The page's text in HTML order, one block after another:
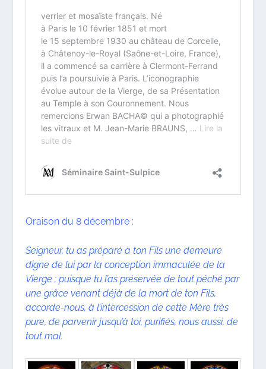
Oraison du 8 décembre :
Seigneur, tu as préparé à ton Fils une demeure
digne de lui par la conception immaculée de la
Vierge ; puisque tu l’as préservée de tout péché par
une grâce venant déjà de la mort de ton Fils,
accorde-nous, à l’intercession de cette Mère très
pure, de parvenir jusqu’à toi, purifiés, nous aussi, de
tout mal.